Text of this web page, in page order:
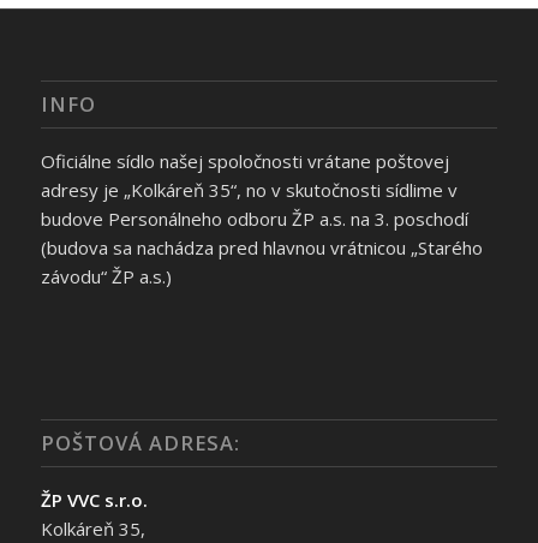
INFO
Oficiálne sídlo našej spoločnosti vrátane poštovej
adresy je „Kolkáreň 35“, no v skutočnosti sídlime v
budove Personálneho odboru ŽP a.s. na 3. poschodí
(budova sa nachádza pred hlavnou vrátnicou „Starého
závodu“ ŽP a.s.)
POŠTOVÁ ADRESA:
ŽP VVC s.r.o.
Kolkáreň 35,